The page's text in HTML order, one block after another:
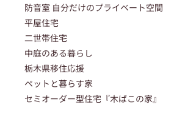
防音室 自分だけのプライベート空間
平屋住宅
二世帯住宅
中庭のある暮らし
栃木県移住応援
ペットと暮らす家
セミオーダー型住宅『木ばこの家』